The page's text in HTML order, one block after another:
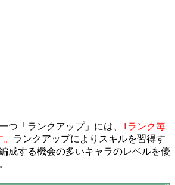
つ「ランクアップ」には、 1ランク毎
ランクアップによりスキルを習得す
成する機会の多いキャラのレベルを優